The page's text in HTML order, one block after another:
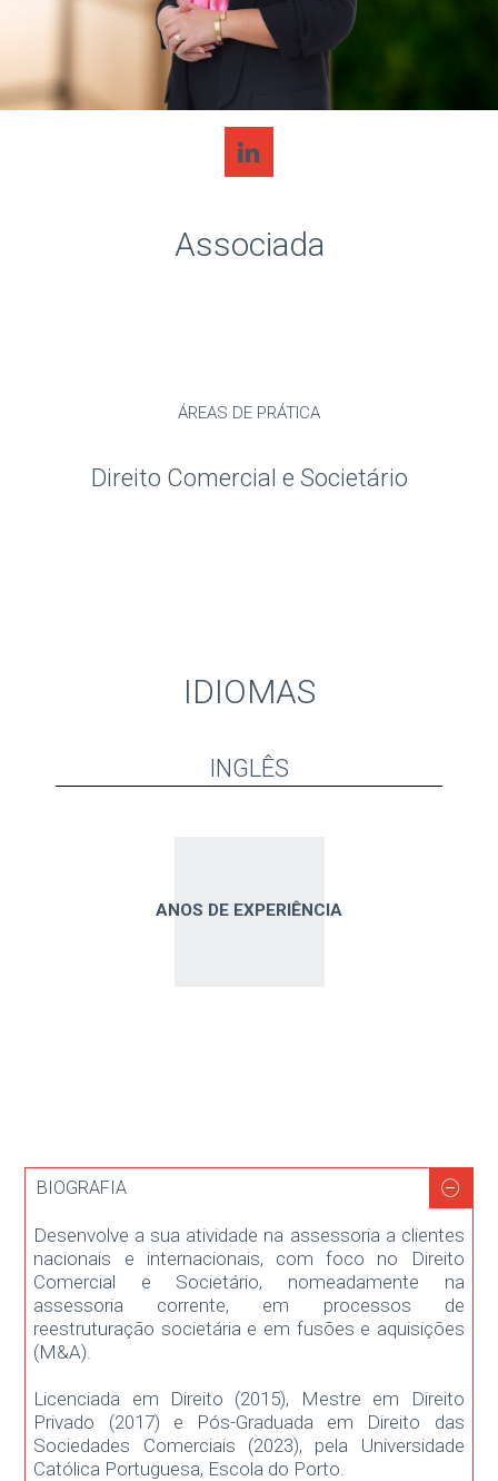
Associada
ÁREAS DE PRÁTICA
Direito Comercial e Societário
IDIOMAS
INGLÊS
ANOS DE EXPERIÊNCIA
BIOGRAFIA
Desenvolve a sua atividade na assessoria a clientes
nacionais e internacionais, com foco no Direito
Comercial e Societário, nomeadamente na
assessoria corrente, em processos de
reestruturação societária e em fusões e aquisições
(M&A).
Licenciada em Direito (2015), Mestre em Direito
Privado (2017) e Pós-Graduada em Direito das
Sociedades Comerciais (2023), pela Universidade
Católica Portuguesa, Escola do Porto.